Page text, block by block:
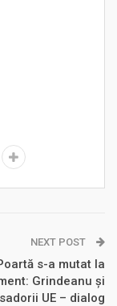
NEXT POST
s-a mutat la
Grindeanu și
UE – dialog